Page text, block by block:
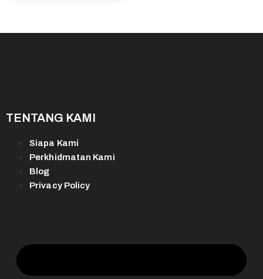
TENTANG KAMI
Siapa Kami
Perkhidmatan Kami
Blog
Privacy Policy